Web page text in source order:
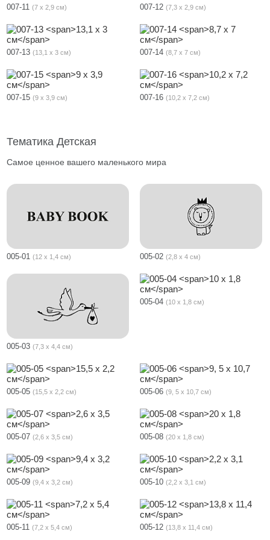
007-11 7 х 2,9 см 007-12 7,3 х 2,9 см
007-13 13,1 х 3 см 007-14 8,7 х 7 см
007-15 9 х 3,9 см 007-16 10,2 х 7,2 см
Тематика Детская
Самое ценное вашего маленького мира
005-01 12 х 1,4 см 005-02 2,8 х 4 см
005-03 7,3 х 4,4 см
005-04 10 х 1,8 см
005-05 15,5 х 2,2 см 005-06 9, 5 х 10,7 см
005-07 2,6 х 3,5 см 005-08 20 х 1,8 см
005-09 9,4 х 3,2 см 005-10 2,2 х 3,1 см
005-11 7,2 х 5,4 см 005-12 13,8 х 11,4 см